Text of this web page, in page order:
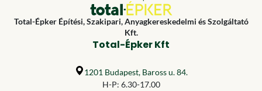
Total-Épker Építési, Szakipari, Anyagkereskedelmi és Szolgáltató
Kft.
Total-Épker Kft
1201 Budapest, Baross u. 84.
H-P: 6.30-17.00